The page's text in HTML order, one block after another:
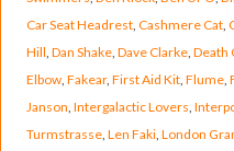
Car Seat Headrest, Cashmere Cat,
Hill Dan Shake, Dave Clarke, Death
Elbow, Fakear, First Aid Kit, Flume,
Janson Intergalactic Lovers
Turmstrasse, Len Faki, London